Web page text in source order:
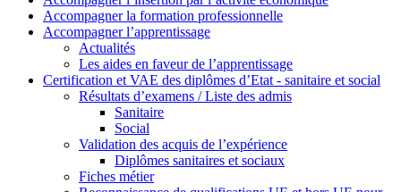
Accompagner la formation professionnelle
Accompagner l’apprentissage
Actualités
Les aides en faveur de l’apprentissage
Certification et VAE des diplômes d’Etat - sanitaire et social
Résultats d’examens / Liste des admis
Sanitaire
Social
Validation des acquis de l’expérience
Diplômes sanitaires et sociaux
Fiches métier